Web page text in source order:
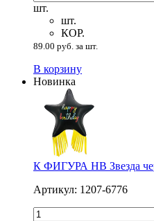
шт.
шт.
КОР.
89.00 руб. за шт.
В корзину
Новинка
К ФИГУРА HB Звезда
Артикул: 1207-6776